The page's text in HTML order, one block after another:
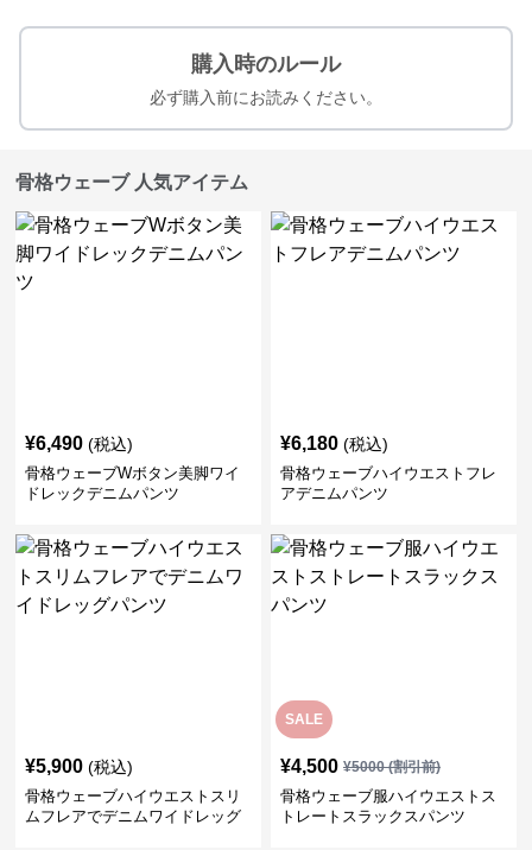
購入時のルール
必ず購入前にお読みください。
骨格ウェーブ 人気アイテム
¥6,490 (税込)
骨格ウェーブWボタン美脚ワイ
ドレックデニムパンツ
¥6,180 (税込)
骨格ウェーブハイウエストフレ
アデニムパンツ
¥5,900 (税込)
骨格ウェーブハイウエストスリ
ムフレアでデニムワイドレッグ
SALE
¥4,500 ¥5000(割引前)
骨格ウェーブ服ハイウエストス
トレートスラックスパンツ